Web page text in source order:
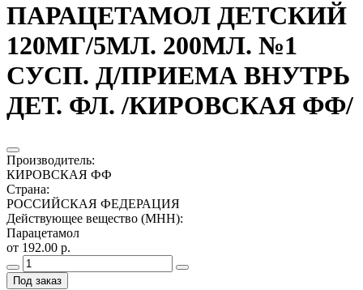
ПАРАЦЕТАМОЛ ДЕТСКИЙ
120МГ/5МЛ. 200МЛ. №1
СУСП. Д/ПРИЕМА ВНУТРЬ
ДЕТ. ФЛ. /КИРОВСКАЯ ФФ/
Производитель:
КИРОВСКАЯ ФФ
Страна:
РОССИЙСКАЯ ФЕДЕРАЦИЯ
Действующее вещество (МНН):
Парацетамол
от 192.00 р.
Под заказ